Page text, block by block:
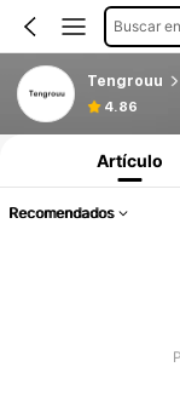
Buscar
Tengrouu
4.86
Artículo
Recomendados